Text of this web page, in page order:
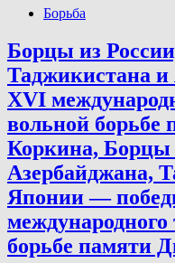
Борьба
Борцы из
Таджикистана
XVI
вольной
Коркина, Борцы
Азербайджана,
Японии —
борьбе памяти